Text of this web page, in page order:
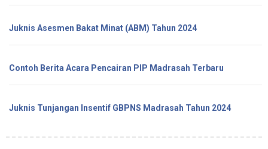
Juknis Asesmen Bakat Minat (ABM) Tahun 2024
Contoh Berita Acara Pencairan PIP Madrasah Terbaru
Juknis Tunjangan Insentif GBPNS Madrasah Tahun 2024